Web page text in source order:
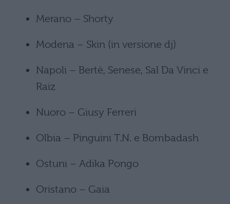
Merano – Shorty
Modena – Skin (in versione dj)
Napoli – Bertè, Senese, Sal Da Vinci e
Raiz
Nuoro – Giusy Ferreri
Olbia – Pinguini T.N. e Bombadash
Ostuni – Adika Pongo
Oristano – Gaia